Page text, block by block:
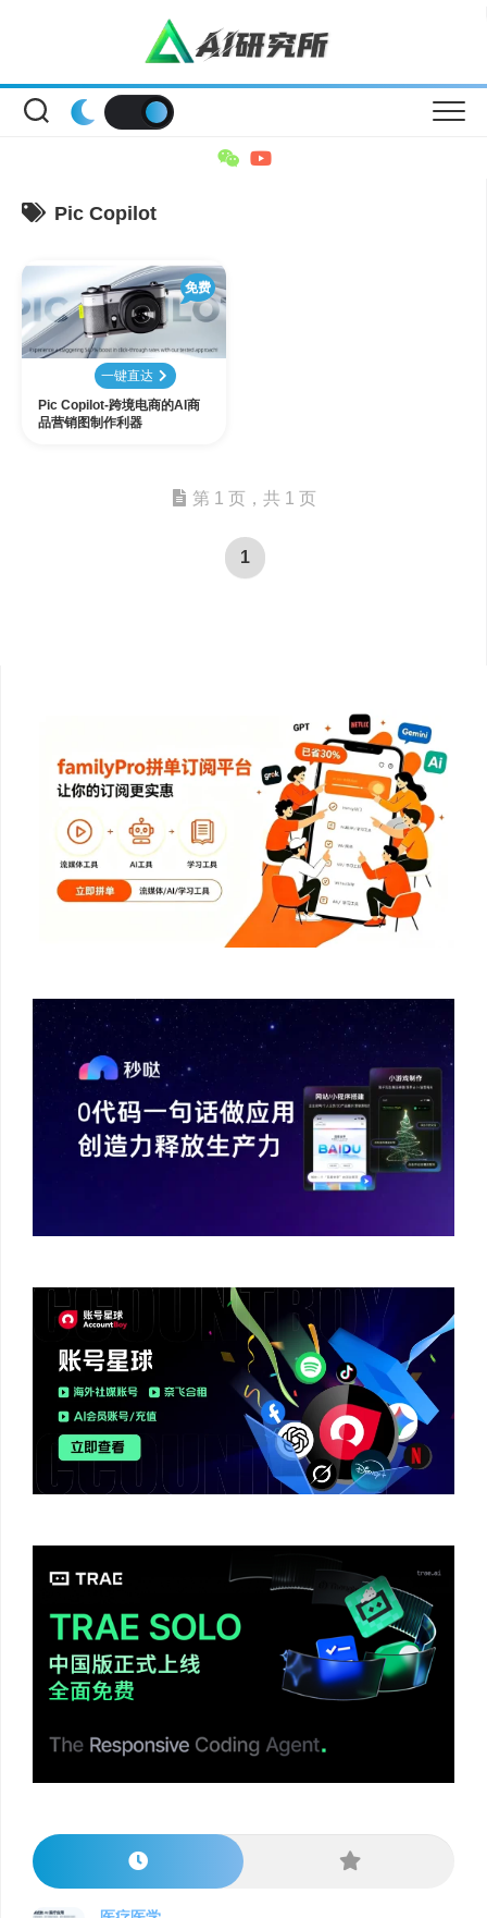
Pic Copilot
免费
一键直达
Pic Copilot-跨境电商的AI商
品营销图制作利器
第 1 页，共 1 页
1